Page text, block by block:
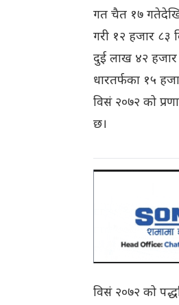
गत चैत १७ गतेदेखि
गरी १२ हजार ८३
दुई लाख ४२ हजार
धारतर्फका १५
विसं २०७२ को
छ।
विसं २०७२ को